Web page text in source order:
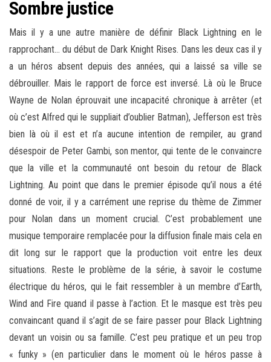
Sombre justice
Mais il y a une autre manière de définir Black Lightning en le
rapprochant… du début de Dark Knight Rises. Dans les deux cas il y
a un héros absent depuis des années, qui a laissé sa ville se
débrouiller. Mais le rapport de force est inversé. Là où le Bruce
Wayne de Nolan éprouvait une incapacité chronique à arrêter (et
où c’est Alfred qui le suppliait d’oublier Batman), Jefferson est très
bien là où il est et n’a aucune intention de rempiler, au grand
désespoir de Peter Gambi, son mentor, qui tente de le convaincre
que la ville et la communauté ont besoin du retour de Black
Lightning. Au point que dans le premier épisode qu’il nous a été
donné de voir, il y a carrément une reprise du thème de Zimmer
pour Nolan dans un moment crucial. C’est probablement une
musique temporaire remplacée pour la diffusion finale mais cela en
dit long sur le rapport que la production voit entre les deux
situations. Reste le problème de la série, à savoir le costume
électrique du héros, qui le fait ressembler à un membre d’Earth,
Wind and Fire quand il passe à l’action. Et le masque est très peu
convaincant quand il s’agit de se faire passer pour Black Lightning
devant un voisin ou sa famille. C’est peu pratique et un peu trop
« funky » (en particulier dans le moment où le héros passe à